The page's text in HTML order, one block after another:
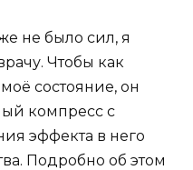
не было сил, я
Чтобы как
состояние, он
компресс с
эффекта в него
Подробно об этом